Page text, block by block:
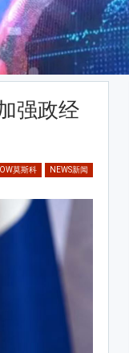
强政经
莫斯科 NEWS新闻